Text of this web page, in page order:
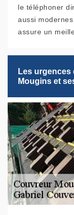
le téléphoner
aussi
assure un
Les urgences
Mougins et